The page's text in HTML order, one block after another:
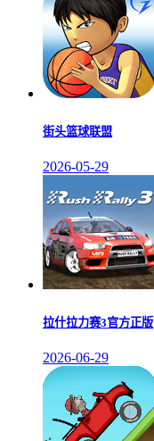
街头篮球联盟
2026-05-29
拉什拉力赛3官方正版
2026-06-29